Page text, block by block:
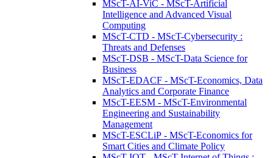
MScT-AI-ViC - MScT-Artificial
Intelligence and Advanced Visual
Computing
MScT-CTD - MScT-Cybersecurity :
Threats and Defenses
MScT-DSB - MScT-Data Science for
Business
MScT-EDACF - MScT-Economics, Data
Analytics and Corporate Finance
MScT-EESM - MScT-Environmental
Engineering and Sustainability
Management
MScT-ESCLiP - MScT-Economics for
Smart Cities and Climate Policy